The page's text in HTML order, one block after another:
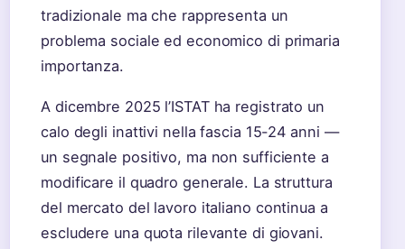
tradizionale ma che rappresenta un
problema sociale ed economico di primaria
importanza.
A dicembre 2025 l’ISTAT ha registrato un
calo degli inattivi nella fascia 15-24 anni —
un segnale positivo, ma non sufficiente a
modificare il quadro generale. La struttura
del mercato del lavoro italiano continua a
escludere una quota rilevante di giovani.